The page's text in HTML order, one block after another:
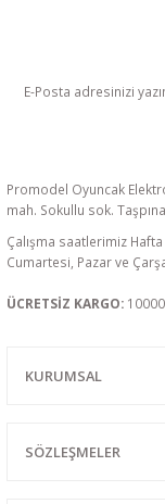
Promodel Oyuncak
mah. Sokullu sok.
Çalışma saatlerimiz
Cumartesi, Pazar ve
ÜCRETSİZ KARGO:
KURUMSAL
SÖZLEŞMELER